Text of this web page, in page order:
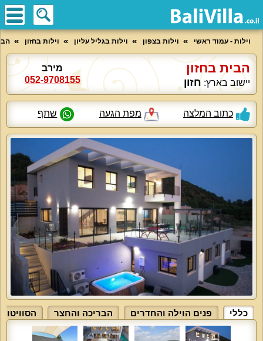
וילות - עמוד ראשי וילות בצפון וילות בגליל עליון וילות בחזון
הבית בחזון
יישוב בארץ: חזון
מירב
052-9708155
כתוב המלצה מפת הגעה שתף
כללי פנים הוילה והחדרים הבריכה והחצר הסוויטות